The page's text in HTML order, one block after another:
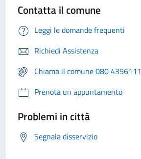
Contatta il comune
Leggi le domande frequenti
Richiedi Assistenza
Chiama il comune 080 4356111
Prenota un appuntamento
Problemi in città
Segnala disservizio